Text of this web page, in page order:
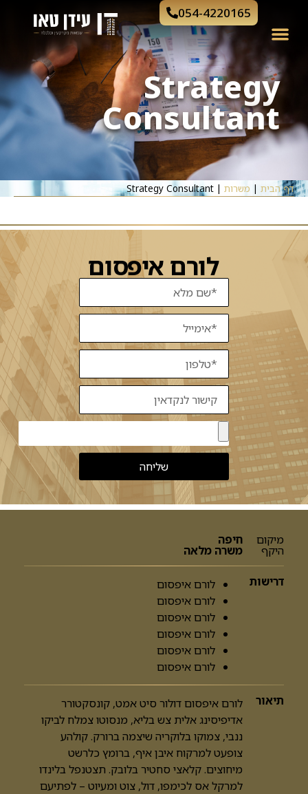
054-4220165
Strategy
Consultant
דף הבית | משרות |
Strategy Consultant
מיקום חיפה
היקף משרה מלאה
דרישות
לורם איפסום
לורם איפסום
לורם איפסום
לורם איפסום
לורם איפסום
לורם איפסום
תיאור
לורם איפסום דולור סיט אמט, קונסקטורר
אדיפיסינג אלית צש בליא, מנסוטו צמלח לביקו
ננבי, צמוקו בלוקריה שיצמה ברורק. קולהע
צופעט למרקוח איבן איף, ברומץ כלרשט
מיחוצים. קלאצי סחטיר בלובק. תצטנפל בלינדו
למרקל אס לכימפו, דול, צוט ומעיוט – לפתיעם
לורם איפסום
שליחה